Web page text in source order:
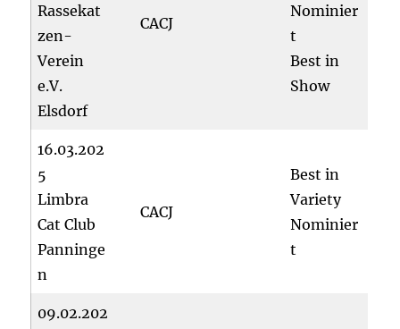
Rassekat
zen-
Verein
e.V.
Elsdorf
CACJ
Nominier
t
Best in
Show
16.03.202
5
Limbra
Cat Club
Panninge
n
CACJ
Best in
Variety
Nominier
t
09.02.202